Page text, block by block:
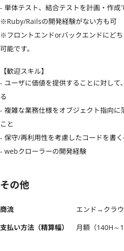
- 単体テスト、結合テストを計画・作成
※Ruby/Railsの開発経験がない方も可
※フロントエンドorバックエンドにど
可能です。
【歓迎スキル】
- ユーザに価値を提供することに対して
る
- 複雑な業務仕様をオブジェクト指向に
こと
- 保守/再利用性を考慮したコードを書
- webクローラーの開発経験
その他
商流
エンド→クラ
支払い方法（精算幅）
月額（140H～